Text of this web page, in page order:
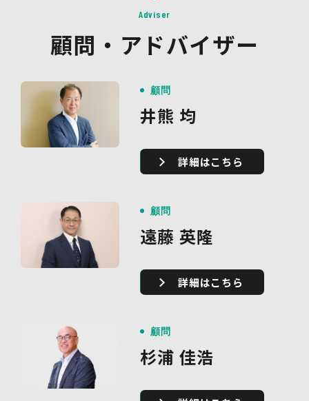
Adviser
顧問・アドバイザー
顧問
井熊 均
詳細はこちら
顧問
遠藤 英隆
詳細はこちら
顧問
杉浦 佳浩